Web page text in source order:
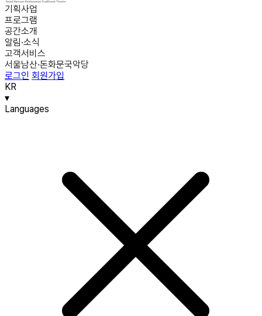
기획사업
프로그램
공간소개
알림·소식
고객서비스
서울남산·돈화문국악당
로그인 회원가입
KR
▾
Languages